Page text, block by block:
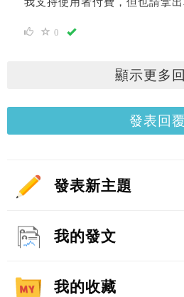
我支持使用者付費，但也請拿
0
顯示更多
發表回覆
發表新主題
我的發文
我的收藏